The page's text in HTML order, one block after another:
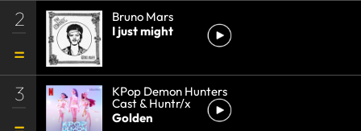
2
Bruno Mars
I just might
3 KPop Demon Hunters
Cast & Huntr/x
Golden